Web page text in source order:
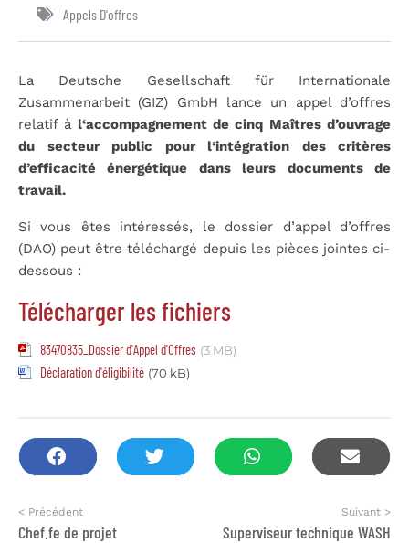
Appels D'offres
La Deutsche Gesellschaft für Internationale
Zusammenarbeit (GIZ) GmbH lance un appel d’offres
relatif à l‘accompagnement de cinq Maîtres d’ouvrage
du secteur public pour l‘intégration des critères
d’efficacité énergétique dans leurs documents de
travail.
Si vous êtes intéressés, le dossier d’appel d’offres
(DAO) peut être téléchargé depuis les pièces jointes ci-
dessous :
Télécharger les fichiers
83470835_Dossier d'Appel d'Offres (3 MB)
Déclaration d'éligibilité (70 kB)
< Précédent
Chef.fe de projet
Suivant >
Superviseur technique WASH